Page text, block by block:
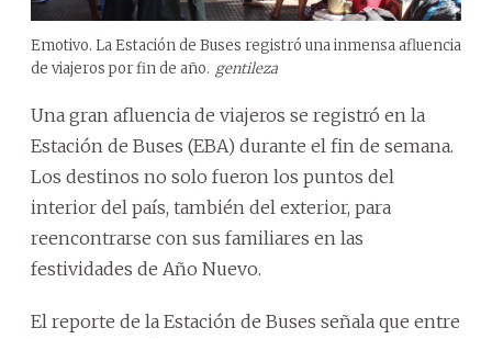
Emotivo. La Estación de Buses registró una inmensa afluencia
de viajeros por fin de año. gentileza
Una gran afluencia de viajeros se registró en la
Estación de Buses (EBA) durante el fin de semana.
Los destinos no solo fueron los puntos del
interior del país, también del exterior, para
reencontrarse con sus familiares en las
festividades de Año Nuevo.
El reporte de la Estación de Buses señala que entre